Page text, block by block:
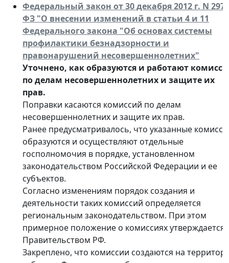
Федеральный закон от 30 декабря 2012 г. N 297-
ФЗ "О внесении изменений в статьи 4 и 11
Федерального закона "Об основах системы
профилактики безнадзорности и
правонарушений несовершеннолетних"
Уточнено, как образуются и работают
по делам несовершеннолетних и защите их
прав.
Поправки касаются комиссий по делам
несовершеннолетних и защите их прав.
Ранее предусматривалось, что указанные
образуются и осуществляют отдельные
госполномочия в порядке, установленном
законодательством Российской Федерации и ее
субъектов.
Согласно изменениям порядок создания и
деятельности таких комиссий определяется
региональным законодательством. При этом
примерное положение о комиссиях утверждается
Правительством РФ.
Закреплено, что комиссии создаются на